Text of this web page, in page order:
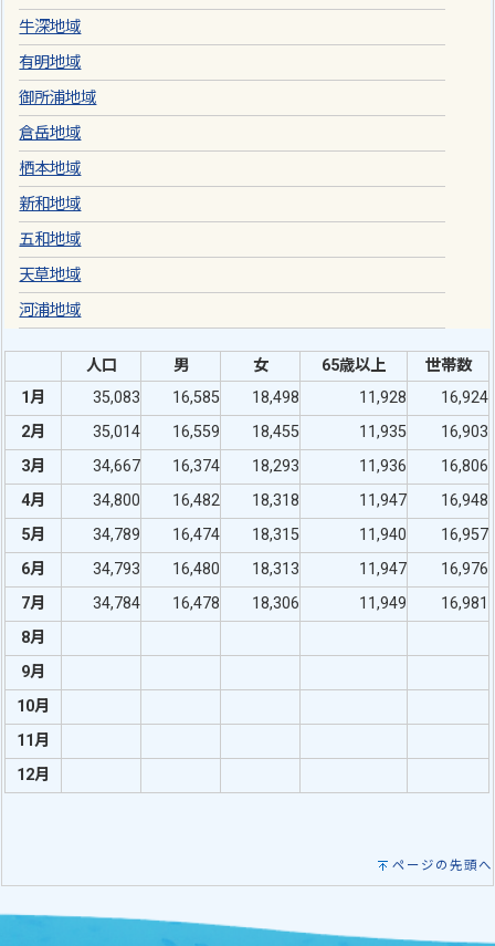
牛深地域
有明地域
御所浦地域
倉岳地域
栖本地域
新和地域
五和地域
天草地域
河浦地域
人口 男 女 65歳以上
世帯数
1月
35,083 16,585 18,498 11,928
16,924
2月
35,014 16,559 18,455 11,935
16,903
3月
34,667 16,374 18,293 11,936
16,806
4月
34,800 16,482 18,318 11,947
16,948
5月
34,789 16,474 18,315 11,940
16,957
6月
34,793 16,480 18,313 11,947
16,976
7月
34,784 16,478 18,306 11,949
16,981
8月
9月
10月
11月
12月
ページの先頭へ